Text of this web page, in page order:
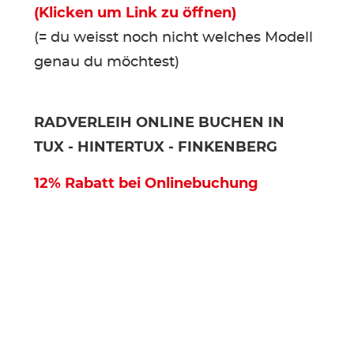
DAS IST INSIDER
(Klicken um Link zu öffnen)
(= du weisst noch nicht welches Modell
genau du möchtest)
RADVERLEIH ONLINE BUCHEN IN
TUX - HINTERTUX - FINKENBERG
12% Rabatt bei Onlinebuchung